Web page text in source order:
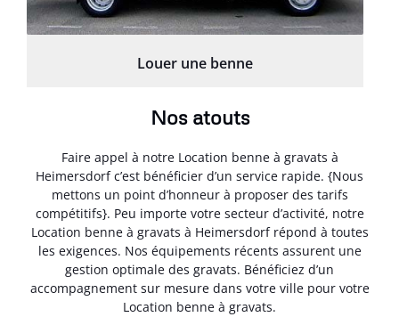
Louer une benne
Nos atouts
Faire appel à notre Location benne à gravats à
Heimersdorf c’est bénéficier d’un service rapide. {Nous
mettons un point d’honneur à proposer des tarifs
compétitifs}. Peu importe votre secteur d’activité, notre
Location benne à gravats à Heimersdorf répond à toutes
les exigences. Nos équipements récents assurent une
gestion optimale des gravats. Bénéficiez d’un
accompagnement sur mesure dans votre ville pour votre
Location benne à gravats.